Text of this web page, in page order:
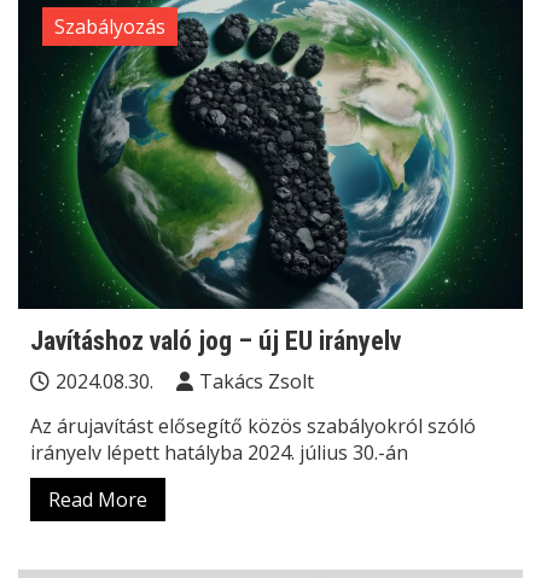
Szabályozás
Javításhoz való jog – új EU irányelv
2024.08.30.
Takács Zsolt
Az árujavítást elősegítő közös szabályokról szóló
irányelv lépett hatályba 2024. július 30.-án
Read More